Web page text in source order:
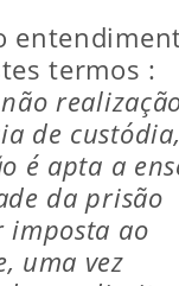
termos :
de
é apta a
da prisão
imposta ao
uma vez